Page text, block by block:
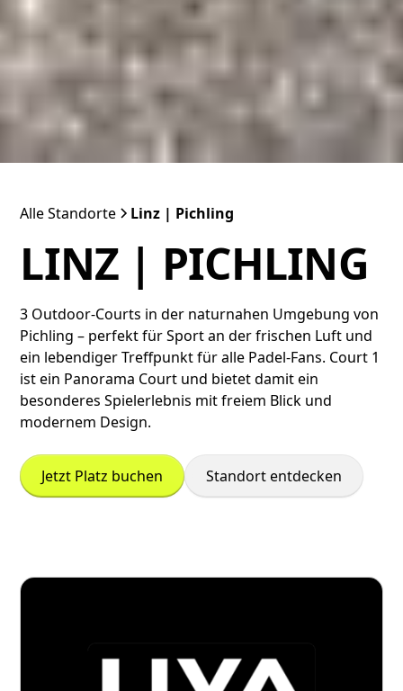
Alle Standorte Linz | Pichling
LINZ | PICHLING
3 Outdoor-Courts in der naturnahen Umgebung von
Pichling – perfekt für Sport an der frischen Luft und
ein lebendiger Treffpunkt für alle Padel-Fans. Court 1
ist ein Panorama Court und bietet damit ein
besonderes Spielerlebnis mit freiem Blick und
modernem Design.
Jetzt Platz buchen Standort entdecken